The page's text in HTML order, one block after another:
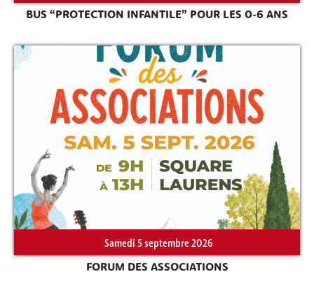
BUS “PROTECTION INFANTILE” POUR LES 0-6 ANS
Samedi 5 septembre 2026
FORUM DES ASSOCIATIONS